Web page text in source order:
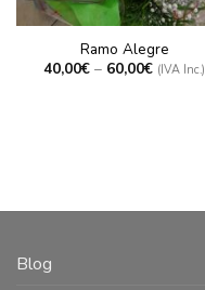
Ramo Alegre
40,00€ – 60,00€ (IVA Inc.)
Blog